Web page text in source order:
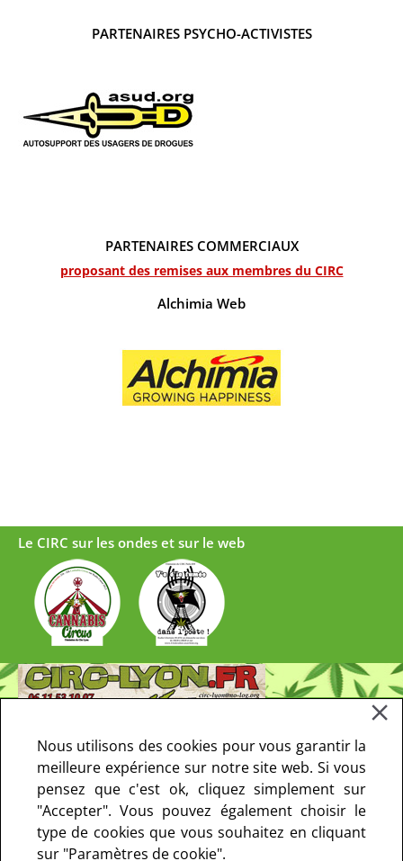
PARTENAIRES PSYCHO-ACTIVISTES
PARTENAIRES COMMERCIAUX
proposant des remises aux membres du CIRC
Alchimia Web
Le CIRC sur les ondes et sur le web
Nous utilisons des cookies pour vous garantir la
meilleure expérience sur notre site web. Si vous
pensez que c'est ok, cliquez simplement sur
"Accepter". Vous pouvez également choisir le
type de cookies que vous souhaitez en cliquant
sur "Paramètres de cookie".